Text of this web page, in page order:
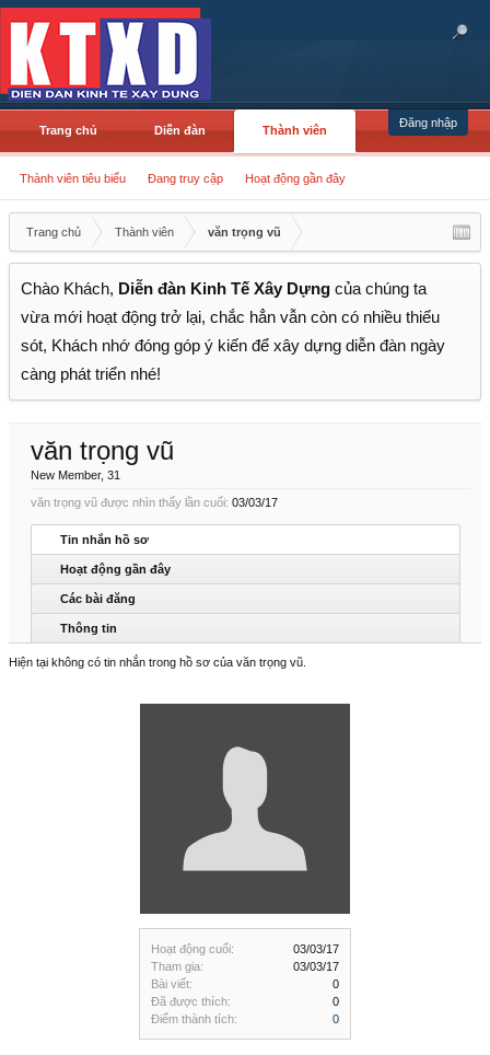
Đăng nhập
Trang chủ Diễn đàn Thành viên
Thành viên tiêu biểu Đang truy cập Hoạt động gần đây
Trang chủ Thành viên văn trọng vũ
Chào Khách, Diễn đàn Kinh Tế Xây Dựng của chúng ta
vừa mới hoạt động trở lại, chắc hẳn vẫn còn có nhiều thiếu
sót, Khách nhớ đóng góp ý kiến để xây dựng diễn đàn ngày
càng phát triển nhé!
Hoạt động cuối:
03/03/17
Tham gia:
03/03/17
Bài viết:
0
Đã được thích:
0
Điểm thành tích:
0
văn trọng vũ
New Member, 31
văn trọng vũ được nhìn thấy lần cuối: 03/03/17
Tin nhắn hồ sơ
Hoạt động gần đây
Các bài đăng
Thông tin
Hiện tại không có tin nhắn trong hồ sơ của văn trọng vũ.